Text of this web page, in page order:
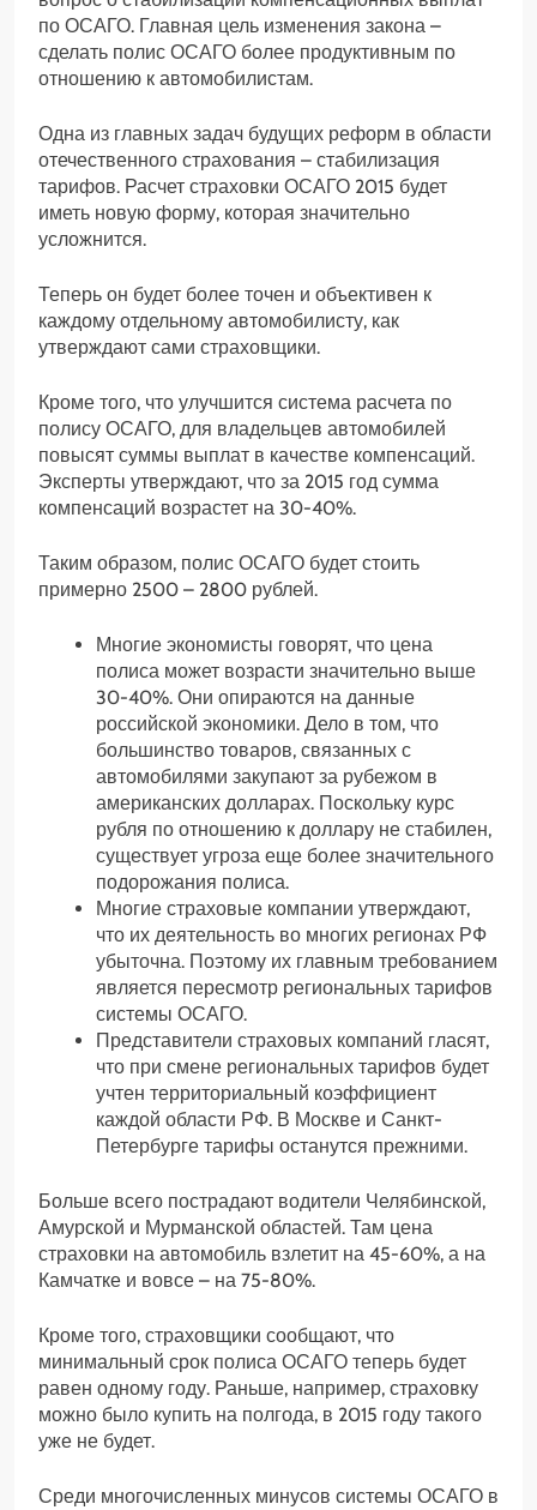
по ОСАГО. Главная цель изменения закона –
сделать полис ОСАГО более продуктивным по
отношению к автомобилистам.
Одна из главных задач будущих реформ в области
отечественного страхования – стабилизация
тарифов. Расчет страховки ОСАГО 2015 будет
иметь новую форму, которая значительно
усложнится.
Теперь он будет более точен и объективен к
каждому отдельному автомобилисту, как
утверждают сами страховщики.
Кроме того, что улучшится система расчета по
полису ОСАГО, для владельцев автомобилей
повысят суммы выплат в качестве компенсаций.
Эксперты утверждают, что за 2015 год сумма
компенсаций возрастет на 30-40%.
Таким образом, полис ОСАГО будет стоить
примерно 2500 – 2800 рублей.
Многие экономисты говорят, что цена
полиса может возрасти значительно выше
30-40%. Они опираются на данные
российской экономики. Дело в том, что
большинство товаров, связанных с
автомобилями закупают за рубежом в
американских долларах. Поскольку курс
рубля по отношению к доллару не стабилен,
существует угроза еще более значительного
подорожания полиса.
Многие страховые компании утверждают,
что их деятельность во многих регионах РФ
убыточна. Поэтому их главным требованием
является пересмотр региональных тарифов
системы ОСАГО.
Представители страховых компаний гласят,
что при смене региональных тарифов будет
учтен территориальный коэффициент
каждой области РФ. В Москве и Санкт-
Петербурге тарифы останутся прежними.
Больше всего пострадают водители Челябинской,
Амурской и Мурманской областей. Там цена
страховки на автомобиль взлетит на 45-60%, а на
Камчатке и вовсе – на 75-80%.
Кроме того, страховщики сообщают, что
минимальный срок полиса ОСАГО теперь будет
равен одному году. Раньше, например, страховку
можно было купить на полгода, в 2015 году такого
уже не будет.
Среди многочисленных минусов системы ОСАГО в